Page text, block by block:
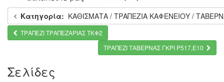
Κατηγορία: ΚΑΘΙΣΜΑΤΑ / ΤΡΑΠΕΖΙΑ ΚΑΦΕΝΕΙΟΥ /
ΤΡΑΠΕΖΙ ΤΡΑΠΕΖΑΡΙΑΣ ΤΚΦ2
ΤΡΑΠΕΖΙ ΤΑΒΕΡΝΑΣ ΓΚΡΙ Ρ517,Ε10
Σελίδες